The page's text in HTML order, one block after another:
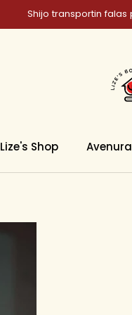
Shijo transportin
Lize's Shop